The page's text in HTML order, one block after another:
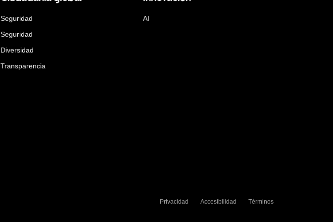
Seguridad
Seguridad
Diversidad
Transparencia
AI
Privacidad Accesibilidad Términos